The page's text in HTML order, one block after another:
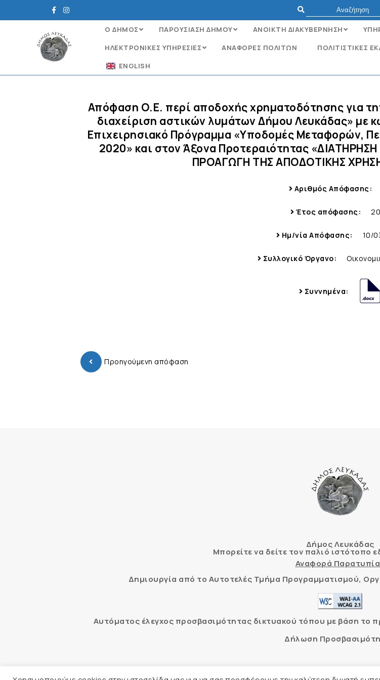
Ο ΔΗΜΟΣ ΠΑΡΟΥΣΙΑΣΗ ΔΗΜΟΥ ΑΝΟΙΚΤΗ ΔΙΑΚΥΒΕΡΝΗΣΗ
ΗΛΕΚΤΡΟΝΙΚΈΣ ΥΠΗΡΕΣΊΕΣ
ΑΝΑΦΟΡΈΣ ΠΟΛΙΤΏΝ ΠΟΛΙΤΙΣΤΙΚΕΣ
ENGLISH
Απόφαση Ο.Ε. περί αποδοχής χρηματοδότησης για
διαχείριση αστικών λυμάτων Δήμου Λευκάδας» με
Επιχειρησιακό Πρόγραμμα «Υποδομές Μεταφορών,
2020» και στον Άξονα Προτεραιότητας
ΠΡΟΑΓΩΓΗ ΤΗΣ ΑΠΟΔΟΤΙΚΗΣ
Αριθμός Απόφασης:
Έτος απόφασης:
Ημ/νία Απόφασης: 10/
Συλλογικό Όργανο:
Συννημένα:
Προηγούμενη απόφαση
Δήμος Λευκάδας
Μπορείτε να δείτε τον παλιό ιστότοπο
Αναφορά
Δημιουργία από το Αυτοτελές Τμήμα Προγραμματισμού,
Αυτόματος έλεγχος προσβασιμότητας δικτυακού τόπου με βάση το
Δήλωση